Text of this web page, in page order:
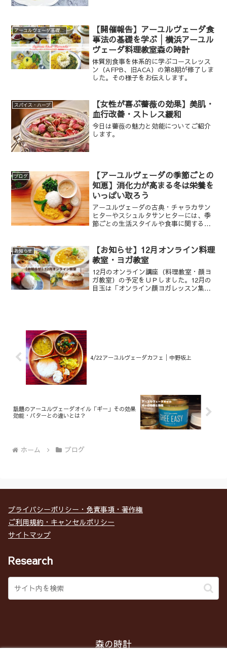
アーユルヴェーダ基礎講座
【開催報告】アーユルヴェーダ食
事法の基礎を学ぶ│横浜アーユル
ヴェーダ料理教室森の時計
体質別食事を体系的に学ぶコースレッス
ン（AFPB、旧ACA）の第8期が修了しま
した。その様子をお伝えします。
スパイス・ハーブ
【女性が喜ぶ薔薇の効果】美肌・
血行改善・ストレス緩和
今日は薔薇の魅力と効能についてご紹介
します。
ブログ
【アーユルヴェーダの季節ごとの
知恵】消化力が高まる冬は栄養を
いっぱい取ろう
アーユルヴェーダの古典・チャラカサン
ヒターやスシュルタサンヒターには、季
節ごとの生活スタイルや食事に関するア
めにも少し重めの食事が勧められます。
お知らせ
【お知らせ】12月オンライン料理
教室・ヨガ教室
12月のオンライン講座（料理教室・顔ヨ
ガ教室）の予定をＵＰしました。12月の
目玉は「オンライン顔ヨガレッスン集中
4/22アーユルヴェーダカフェ│中野坂上
話題のアーユルヴェーダオイル「ギー」その効果
効能・バターとの違いとは？
ホーム ブログ
プライバシーポリシー・免責事項・著作権
ご利用規約・キャンセルポリシー
サイトマップ
Research
森の時計